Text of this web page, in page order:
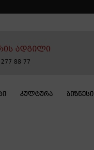
ᲙᲣᲚᲢᲣᲠᲐ ᲑᲘᲖᲜᲔᲡᲘ